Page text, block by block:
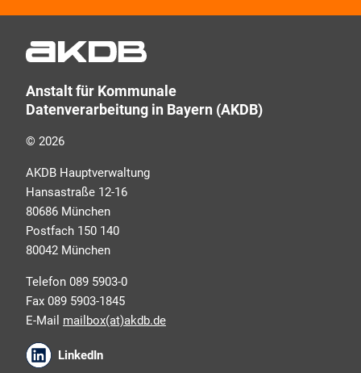
Umfragen in allen Produktbereichen des AKDB
selbstverständlich kostenlos. Aber auch schnell und
ressourcenschonend, eben ganz zeitgemäß digital.
Dafür benötigen wir Ihre Einwilligung, die Sie jederzeit
Ich erkläre mich mit den AKDB-
Datenschutzbedingungen einverstanden. Detaillierte
Anstalt für Kommunale
Datenverarbeitung in Bayern (AKDB)
© 2026
AKDB Hauptverwaltung
Hansastraße 12-16
80686 München
Postfach 150 140
80042 München
Telefon 089 5903-0
Fax 089 5903-1845
E-Mail mailbox(at)akdb.de
LinkedIn